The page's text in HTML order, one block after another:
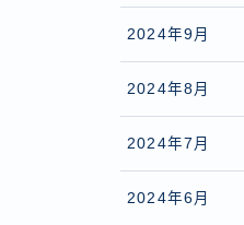
2024年9月
2024年8月
2024年7月
2024年6月